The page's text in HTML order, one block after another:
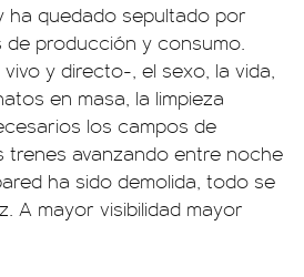
ha quedado sepultado por
de producción y consumo.
y directo-, el sexo, la vida,
en masa, la limpieza
los campos de
avanzando entre noche
ha sido demolida, todo se
A mayor visibilidad mayor